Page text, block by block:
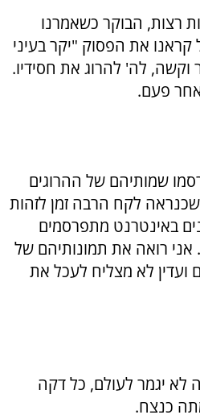
רצות, הבוקר כשאמרנו
את הפסוק "יקר בעיני
וקשה, לה' להרוג את חסידיו.
פעם.
לשעה 14:00 פורסמו שמותיהם של ההרוגים
לקח הרבה זמן לזהות
באינטרנט מתפרסמים
רואה את תמונותיהם של
ועדין לא מצליח לעכל את
לא יגמר לעולם, כל דקה
כנצח.